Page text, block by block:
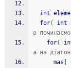
int
for( int
о
for(
а на
      mas